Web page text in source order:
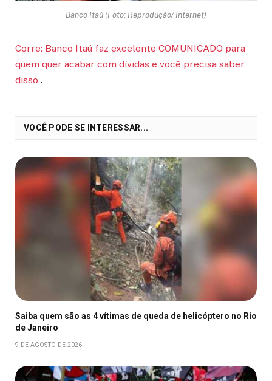
Banco Itaú (Foto: Reprodução/ Internet)
Corre: Banco Itaú faz excelente COMUNICADO para
quem quer acabar com dívidas e você precisa saber
disso .
VOCÊ PODE SE INTERESSAR...
Saiba quem são as 4 vítimas de queda de helicóptero no Rio
de Janeiro
9 DE AGOSTO DE 2026